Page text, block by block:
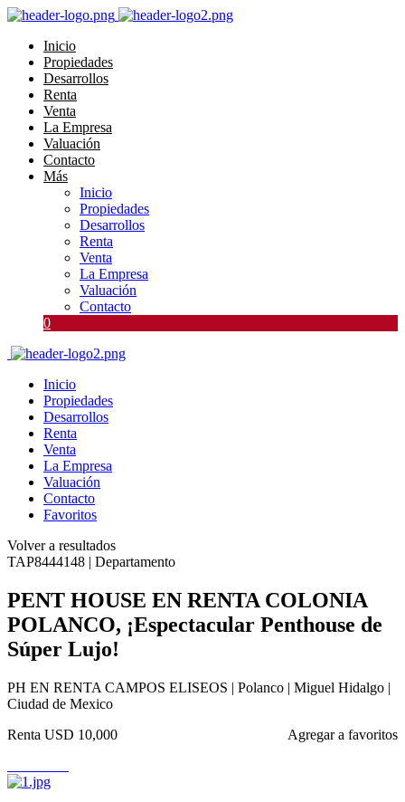
Inicio
Propiedades
Desarrollos
Renta
Venta
La Empresa
Valuación
Contacto
Más
Inicio
Propiedades
Desarrollos
Renta
Venta
La Empresa
Valuación
Contacto
0
Inicio
Propiedades
Desarrollos
Renta
Venta
La Empresa
Valuación
Contacto
Favoritos
Volver a resultados
TAP8444148 | Departamento
PENT HOUSE EN RENTA COLONIA
POLANCO, ¡Espectacular Penthouse de
Súper Lujo!
PH EN RENTA CAMPOS ELISEOS | Polanco | Miguel Hidalgo |
Ciudad de Mexico
Agregar a favoritos
Renta USD 10,000